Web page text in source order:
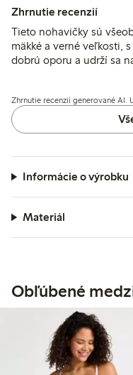
Zhrnutie recenzií
Tieto nohavičky sú
mäkké a verné veľkosti,
dobrú oporu a udrží sa
Niektorí si všimli
spomínajú, že látka je
roztiahne.
Zhrnutie recenzií generované AI.
Informácie o výrobku
Materiál
Obľúbené